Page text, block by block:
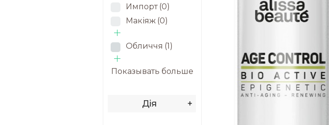
Импорт (0)
Макіяж (0)
Обличчя (1)
Показывать больше
Дія +